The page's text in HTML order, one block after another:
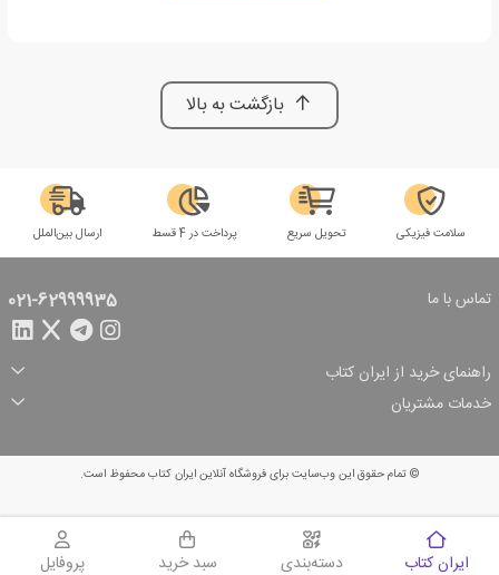
بازگشت به بالا
سلامت فیزیکی تحویل سریع پرداخت در 4 قسط ارسال بین‌الملل
تماس با ما 021-62999935
راهنمای خرید از ایران کتاب
ثبت سفارش
شرایط ارسال سفارش
شیوه پرداخت
تخفیف‌های خرید
خدمات مشتریان
© تمام حقوق این وب‌سایت برای فروشگاه آنلاین ایران کتاب محفوظ است.
ایران کتاب دسته‌بندی
سبد خرید
سبد خرید پروفایل